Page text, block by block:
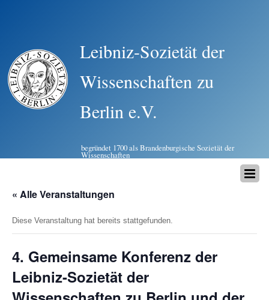
Leibniz-Sozietät der
Wissenschaften zu
Berlin e.V.
begründet 1700 als Brandenburgische Sozietät der
Wissenschaften
« Alle Veranstaltungen
Diese Veranstaltung hat bereits stattgefunden.
4. Gemeinsame Konferenz der
Leibniz-Sozietät der